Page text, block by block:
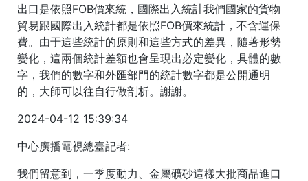
出口是依照FOB價來統，國際出入統計我們國家的貨物
貿易跟國際出入統計都是依照FOB價來統計，不含運保
費。由于這些統計的原則和這些方式的差異，隨著形勢
變化，這兩個統計差額也會呈現出必定變化，具體的數
字，我們的數字和外匯部門的統計數字都是公開通明
的，大師可以往自行做剖析。謝謝。
2024-04-12 15:39:34
中心廣播電視總臺記者:
我們留意到，一季度動力、金屬礦砂這樣大批商品進口